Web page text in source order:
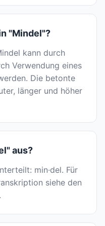
"Mindel"?
kann durch
Verwendung eines
Die betonte
länger und höher
aus?
min·del. Für
siehe den